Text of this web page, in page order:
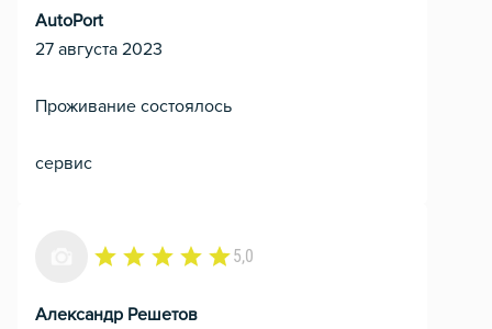
AutoPort
27 августа 2023
Проживание состоялось
сервис
5,0
Александр Решетов